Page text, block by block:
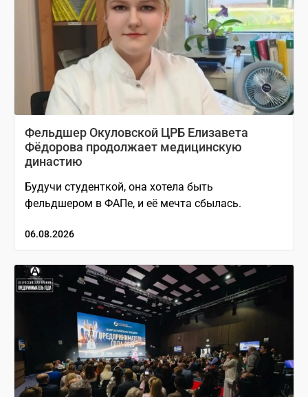
Фельдшер Окуловской ЦРБ Елизавета
Фёдорова продолжает медицинскую
династию
Будучи студенткой, она хотела быть
фельдшером в ФАПе, и её мечта сбылась.
06.08.2026